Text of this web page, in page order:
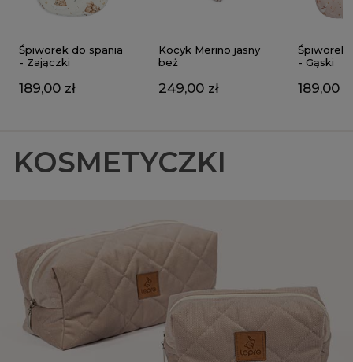
Śpiworek do spania
- Zajączki
189,00 zł
Kocyk Merino jasny
beż
249,00 zł
Śpiworek
- Gąski
189,00
KOSMETYCZKI